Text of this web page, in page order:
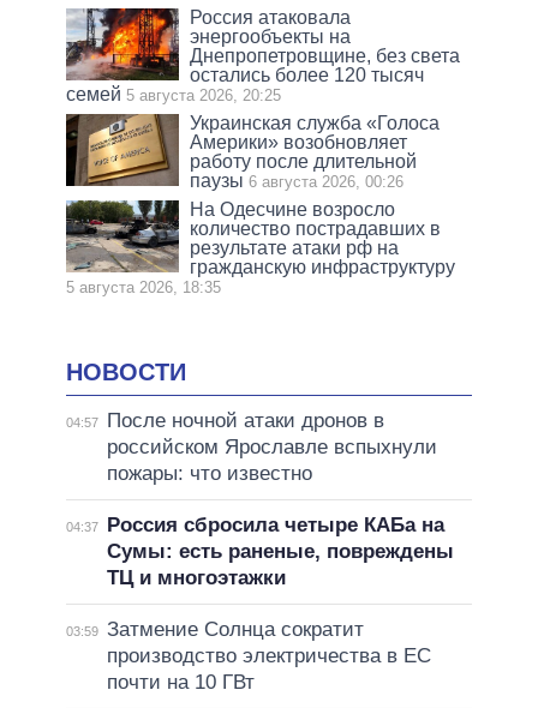
Россия атаковала
энергообъекты на
Днепропетровщине, без света
остались более 120 тысяч
семей 5 августа 2026, 20:25
Украинская служба «Голоса
Америки» возобновляет
работу после длительной
паузы 6 августа 2026, 00:26
На Одесчине возросло
количество пострадавших в
результате атаки рф на
гражданскую инфраструктуру
5 августа 2026, 18:35
НОВОСТИ
04:57
После ночной атаки дронов в
российском Ярославле вспыхнули
пожары: что известно
04:37
Россия сбросила четыре КАБа на
Сумы: есть раненые, повреждены
ТЦ и многоэтажки
03:59 Затмение Солнца сократит
производство электричества в ЕС
почти на 10 ГВт